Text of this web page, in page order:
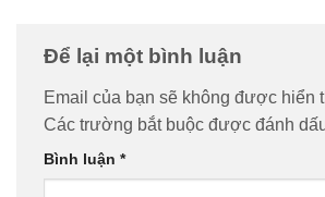
Để lại một bình luận
Email của bạn sẽ không được hiển
Các trường bắt buộc được đánh
Bình luận *